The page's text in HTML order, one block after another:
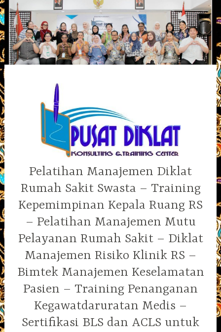
Skip
to
content
Pelatihan Manajemen Diklat
Rumah Sakit Swasta – Training
Kepemimpinan Kepala Ruang RS
– Pelatihan Manajemen Mutu
Pelayanan Rumah Sakit – Diklat
Manajemen Risiko Klinik RS –
Bimtek Manajemen Keselamatan
Pasien – Training Penanganan
Kegawatdaruratan Medis –
Sertifikasi BLS dan ACLS untuk